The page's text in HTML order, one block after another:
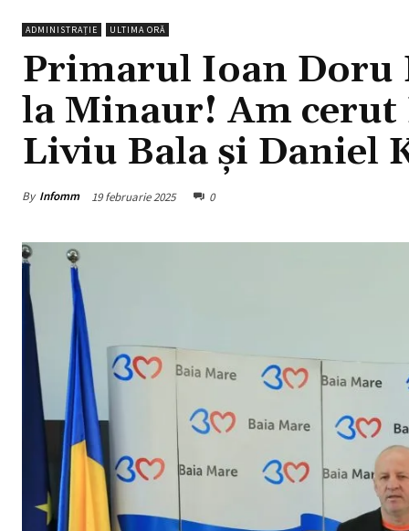
ADMINISTRAȚIE ULTIMA ORĂ
Primarul Ioan Doru
la Minaur! Am
Liviu Bala și Daniel
By Infomm 19 februarie 2025 0